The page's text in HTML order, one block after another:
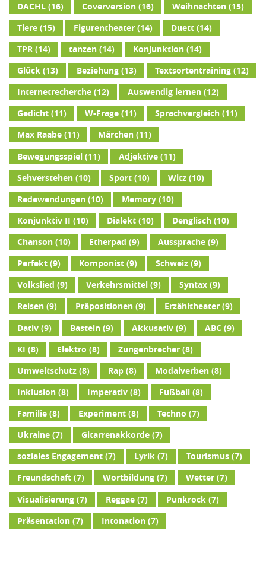
DACHL(16) Coverversion(16) Weihnachten(15)
Tiere(15) Figurentheater(14) Duett(14)
TPR(14) tanzen(14) Konjunktion(14)
Glück(13) Beziehung(13) Textsortentraining(12)
Internetrecherche(12) Auswendig lernen(12)
Gedicht(11) W-Frage(11) Sprachvergleich(11)
Max Raabe(11) Märchen(11)
Bewegungsspiel(11) Adjektive(11)
Sehverstehen(10) Sport(10) Witz(10)
Redewendungen(10) Memory(10)
Konjunktiv II (10) Dialekt(10) Denglisch(10)
Chanson(10) Etherpad (9) Aussprache(9)
Perfekt(9) Komponist(9) Schweiz(9)
Volkslied (9) Verkehrsmittel (9) Syntax(9)
Reisen(9) Präpositionen(9) Erzähltheater(9)
Dativ(9) Basteln(9) Akkusativ(9) ABC (9)
KI (8) Elektro (8) Zungenbrecher(8)
Umweltschutz(8) Rap(8) Modalverben(8)
Inklusion(8) Imperativ(8) Fußball(8)
Familie(8) Experiment(8) Techno (7)
Ukraine(7) Gitarrenakkorde(7)
soziales Engagement(7) Lyrik(7) Tourismus(7)
Freundschaft(7) Wortbildung(7) Wetter(7)
Visualisierung(7) Reggae(7) Punkrock(7)
Präsentation(7) Intonation(7)